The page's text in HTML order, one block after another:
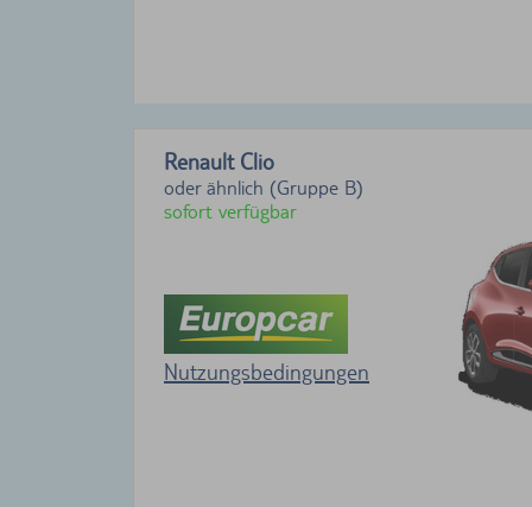
Renault Clio
oder ähnlich (Gruppe B)
sofort verfügbar
Nutzungsbedingungen